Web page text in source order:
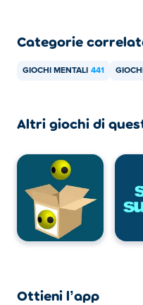
Categorie
GIOCHI MENTALI 441
Altri giochi di
Ottieni l’app